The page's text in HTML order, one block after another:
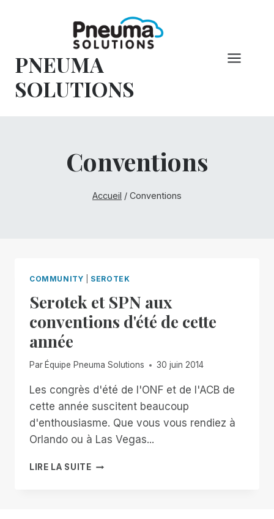
PNEUMA
SOLUTIONS
Conventions
Accueil / Conventions
COMMUNITY SEROTEK
Serotek et SPN aux
conventions d'été de cette
année
Par Équipe Pneuma Solutions 30 juin 2014
Les congrès d'été de l'ONF et de l'ACB de
cette année suscitent beaucoup
d'enthousiasme. Que vous vous rendiez à
Orlando ou à Las Vegas...
LIRE LA SUITESEROTEK